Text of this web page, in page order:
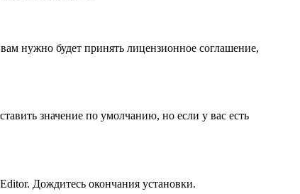
нужно будет принять лицензионное соглашение,
значение по умолчанию, но если у вас есть
Дождитесь окончания установки.